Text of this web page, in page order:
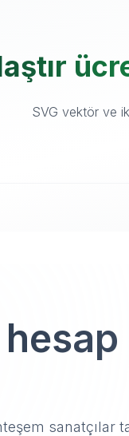
SVG vektör ve
sanatçılar